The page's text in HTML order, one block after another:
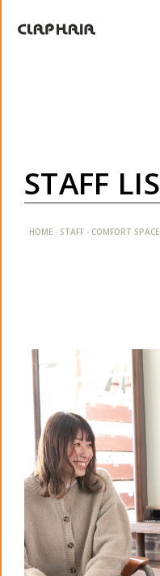
STAFF LIS
HOME - STAFF - COMFORT SPACE